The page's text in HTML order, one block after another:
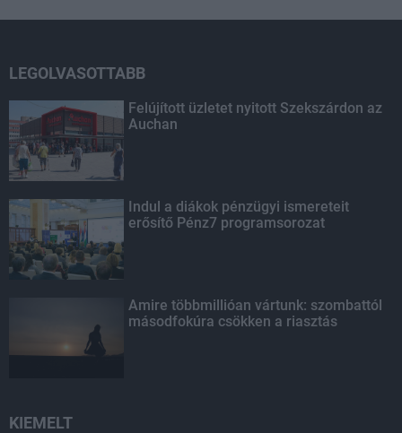
LEGOLVASOTTABB
Felújított üzletet nyitott Szekszárdon az
Auchan
Indul a diákok pénzügyi ismereteit
erősítő Pénz7 programsorozat
Amire többmillióan vártunk: szombattól
másodfokúra csökken a riasztás
KIEMELT